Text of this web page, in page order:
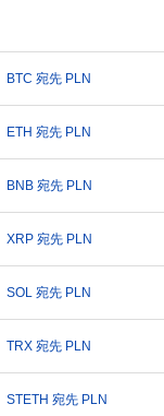
BTC 宛先 PLN
ETH 宛先 PLN
BNB 宛先 PLN
XRP 宛先 PLN
SOL 宛先 PLN
TRX 宛先 PLN
STETH 宛先 PLN